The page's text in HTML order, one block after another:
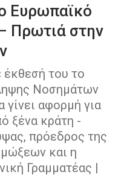
Ευρωπαϊκό
Πρωτιά στην
έκθεσή του το
Νοσημάτων
γίνει αφορμή για
ξένα κράτη -
πρόεδρος της
και η
Γραμματέας |